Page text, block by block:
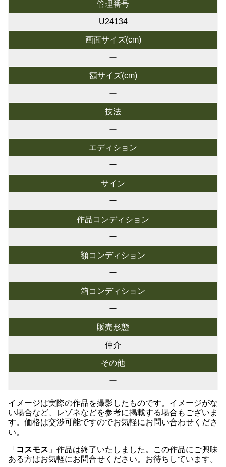
管理番号
U24134
画面サイズ(cm)
ー
額サイズ(cm)
ー
技法
ー
エディション
ー
サイン
ー
作品コンディション
ー
額コンディション
ー
箱コンディション
ー
販売形態
仲介
その他
ー
イメージは実際の作品を撮影したものです。イメージがな
い場合など、レゾネなどを参考に掲載する場合もございま
す。価格は交渉可能ですのでお気軽にお問い合わせくださ
い。
「 コスモス 」作品は終了いたしました。この作品にご興味
ある方はお気軽にお問合せください。お待ちしています。